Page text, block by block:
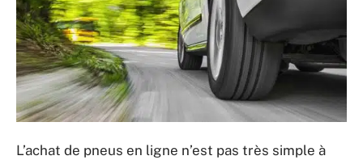
L’achat de pneus en ligne n’est pas très simple à